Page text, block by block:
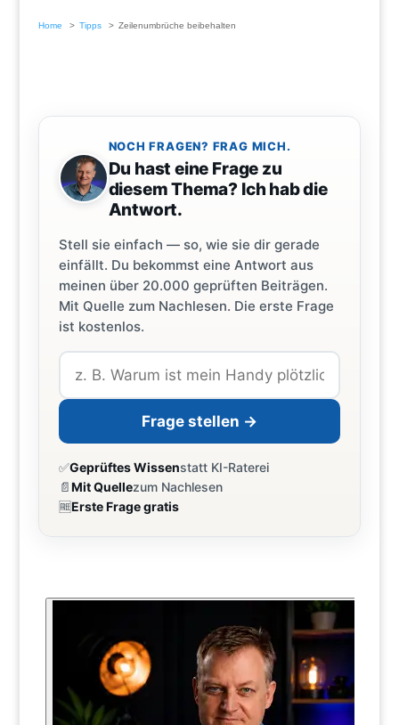
Home Tipps Zeilenumbrüche beibehalten
NOCH FRAGEN? FRAG MICH.
Du hast eine Frage zu
diesem Thema? Ich hab die
Antwort.
Stell sie einfach — so, wie sie dir gerade
einfällt. Du bekommst eine Antwort aus
meinen über 20.000 geprüften Beiträgen.
Mit Quelle zum Nachlesen. Die erste Frage
ist kostenlos.
Frage stellen →
✅Geprüftes Wissenstatt KI-Raterei
📄Mit Quellezum Nachlesen
🆓Erste Frage gratis